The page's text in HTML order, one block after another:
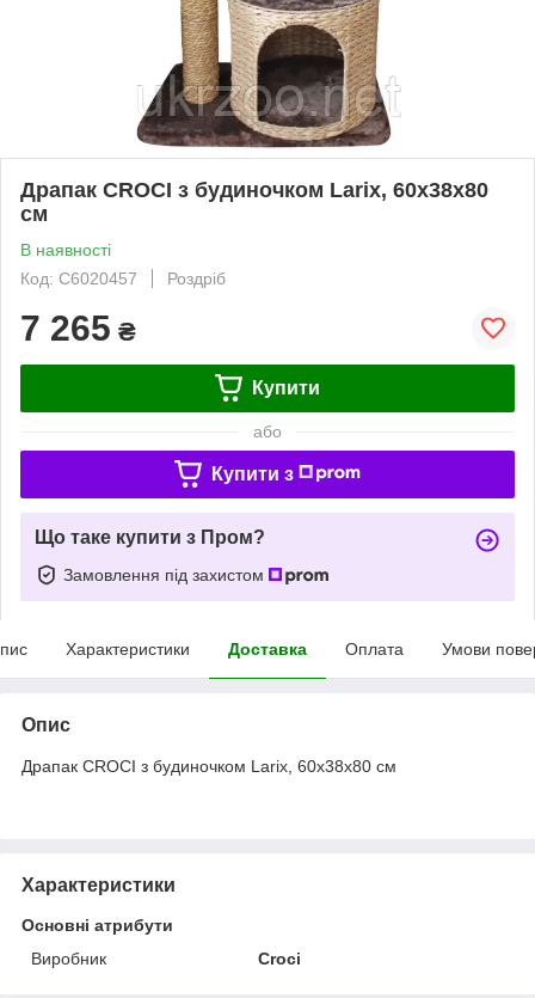
Драпак CROCI з будиночком Larix, 60х38х80
см
В наявності
Код: C6020457
Роздріб
7 265 ₴
Купити
або
Купити з
Що таке купити з Пром?
Замовлення під захистом
Характеристики Доставка Оплата Умови
Опис
Драпак CROCI з будиночком Larix, 60х38х80 см
Характеристики
Основні атрибути
Виробник
Croci